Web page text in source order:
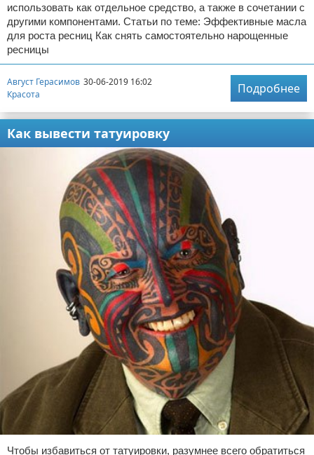
использовать как отдельное средство, а также в сочетании с
другими компонентами. Статьи по теме: Эффективные масла
для роста ресниц Как снять самостоятельно нарощенные
ресницы
Август Герасимов 30-06-2019 16:02
Красота
Подробнее
Как вывести татуировку
Чтобы избавиться от татуировки, разумнее всего обратиться